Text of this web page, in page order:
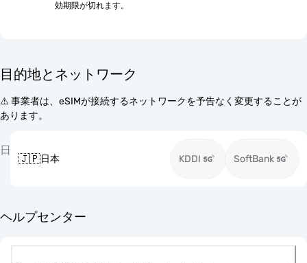
効期限が切れます。
目的地とネットワーク
⚠️ 事業者は、eSIMが接続するネットワークを予告なく変更することが
あります。
日
🇯🇵日本 KDDI SoftBank
ヘルプセンター